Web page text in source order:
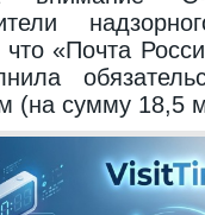
что «Почта
(на сумму 18,5